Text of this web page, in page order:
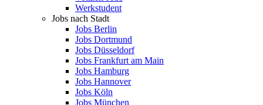
Werkstudent
Jobs nach Stadt
Jobs Berlin
Jobs Dortmund
Jobs Düsseldorf
Jobs Frankfurt am Main
Jobs Hamburg
Jobs Hannover
Jobs Köln
Jobs München